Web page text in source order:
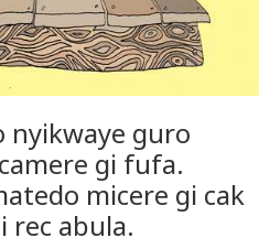
nyikwaye guro
gi fufa.
micere gi cak
rec abula.